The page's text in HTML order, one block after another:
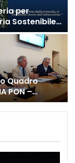
per
Sostenibile:
con Franco
Quadro
PON –
ricerca e
in co-